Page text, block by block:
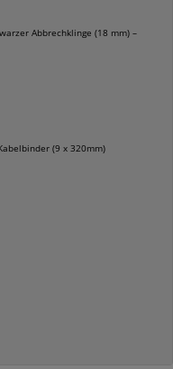
Abbrechklinge (18 mm) –
(9 x 320mm)